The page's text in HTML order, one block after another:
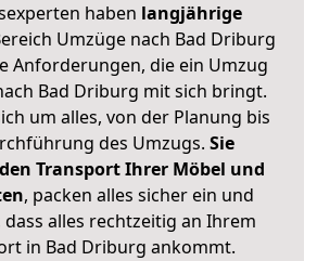
haben langjährige
Umzüge nach Bad Driburg
Anforderungen, die ein Umzug
Bad Driburg mit sich bringt.
um alles, von der Planung bis
des Umzugs. Sie
Transport Ihrer Möbel und
, packen alles sicher ein und
alles rechtzeitig an Ihrem
in Bad Driburg ankommt.